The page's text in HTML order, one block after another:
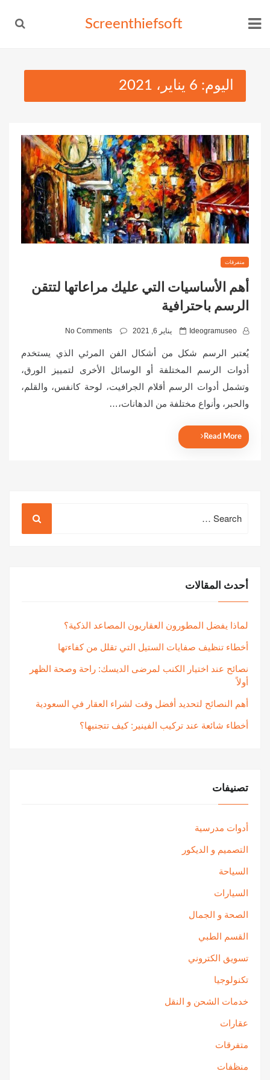
Screenthiefsoft
اليوم: 6 يناير، 2021
متفرقات
أهم الأساسيات التي عليك مراعاتها لتتقن
الرسم باحترافية
Ideogramuseo
P
s
t
e
d
يناير 6, 2021 No Comments
يُعتبر الرسم شكل من أشكال الفن المرئي الذي يستخدم
أدوات الرسم المختلفة أو الوسائل الأخرى لتمييز الورق،
وتشمل أدوات الرسم أقلام الجرافيت، لوحة كانفس، والقلم،
والحبر، وأنواع مختلفة من الدهانات،…
Read More
for:
أحدث المقالات
لماذا يفضل المطورون العقاريون المصاعد الذكية؟
أخطاء تنظيف صفايات الستيل التي تقلل من كفاءتها
نصائح عند اختيار الكنب لمرضى الديسك: راحة وصحة الظهر
أولاً
أهم النصائح لتحديد أفضل وقت لشراء العقار في السعودية
أخطاء شائعة عند تركيب الفينير: كيف تتجنبها؟
تصنيفات
أدوات مدرسية
التصميم و الديكور
السياحة
السيارات
الصحة و الجمال
القسم الطبي
تسويق الكتروني
تكنولوجيا
خدمات الشحن و النقل
عقارات
متفرقات
منظفات